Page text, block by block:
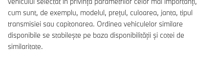
cum sunt, de exemplu, modelul, prețul, culoarea, janta, tipul
transmisiei sau capitonarea. Ordinea vehiculelor similare
disponibile se stabilește pe baza disponibilității și cotei de
similaritate.